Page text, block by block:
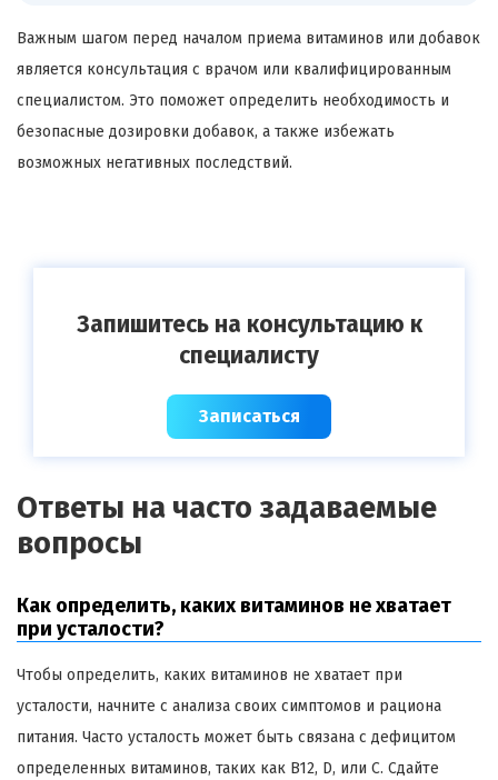
Важным шагом перед началом приема витаминов или добавок
является консультация с врачом или квалифицированным
специалистом. Это поможет определить необходимость и
безопасные дозировки добавок, а также избежать
возможных негативных последствий.
Запишитесь на консультацию к
специалисту
Записаться
Ответы на часто задаваемые
вопросы
Как определить, каких витаминов не хватает
при усталости?
Чтобы определить, каких витаминов не хватает при
усталости, начните с анализа своих симптомов и рациона
питания. Часто усталость может быть связана с дефицитом
определенных витаминов, таких как B12, D, или C. Сдайте